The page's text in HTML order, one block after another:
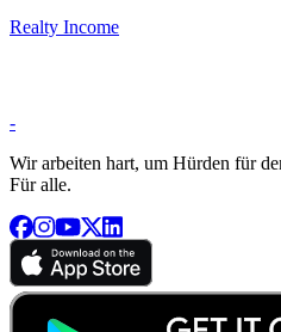
Realty Income
-
Wir arbeiten hart, um Hürden für
Für alle.